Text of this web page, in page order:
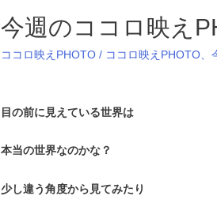
今週のココロ映え
ココロ映えPHOTO / ココロ映えPHOTO 、
目の前に見えている世界は
本当の世界なのかな？
少し違う角度から見てみたり